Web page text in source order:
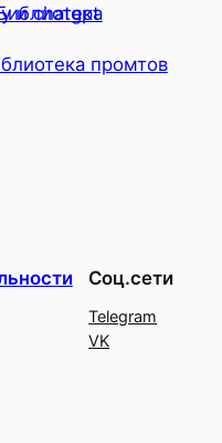
промтов
Соц.сети
Telegram
VK